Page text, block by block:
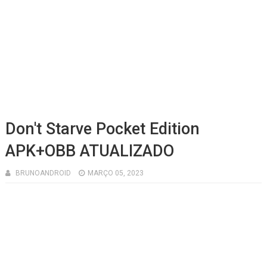
Don't Starve Pocket Edition
APK+OBB ATUALIZADO
BRUNOANDROID MARÇO 05, 2023